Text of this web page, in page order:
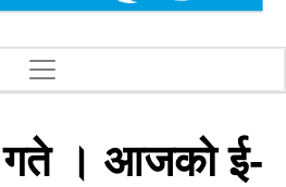
गते । आजको ई-